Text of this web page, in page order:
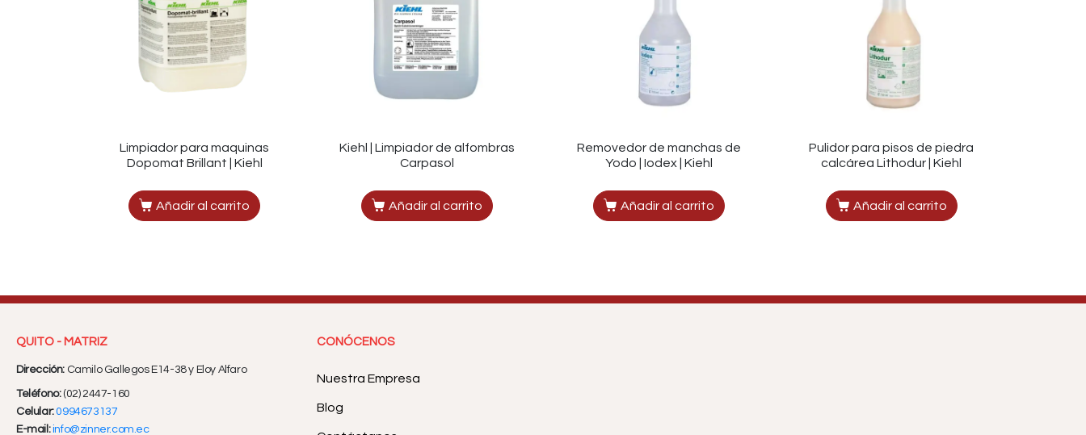
Limpiador para maquinas
Dopomat Brillant | Kiehl
Añadir al carrito
Kiehl | Limpiador de alfombras
Carpasol
Añadir al carrito
Removedor de manchas de
Yodo | Iodex | Kiehl
Añadir al carrito
Pulidor para pisos de piedra
calcárea Lithodur | Kiehl
Añadir al carrito
QUITO - MATRIZ
Dirección: Camilo Gallegos E14-38 y Eloy Alfaro
Teléfono:(02) 2447-160
Celular:0994673137
E-mail:info@zinner.com.ec
CONÓCENOS
Nuestra Empresa
Blog